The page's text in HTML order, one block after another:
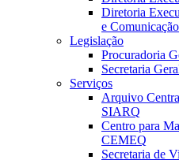
Diretoria
e
Legislação
Procuradoria
Secretaria
Serviços
Arquivo
SIARQ
Centro para
CEMEQ
Secretaria de